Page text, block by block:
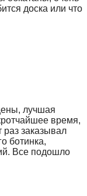
доска или что
лучшая
время,
заказывал
ботинка,
Все подошло